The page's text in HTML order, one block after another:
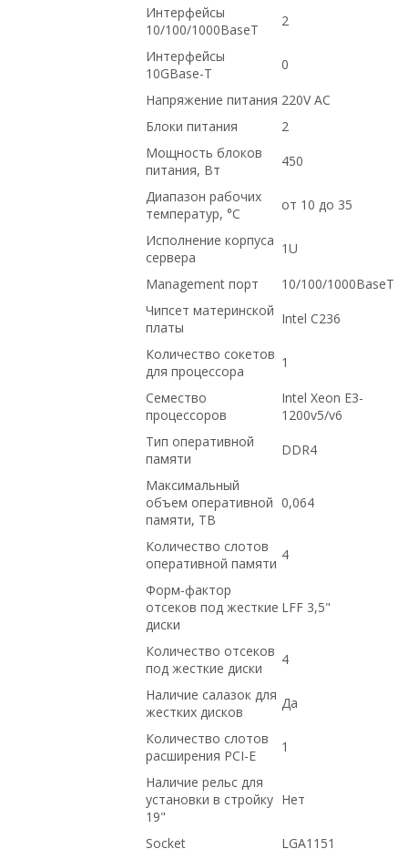
Интерфейсы
10/100/1000BaseT
2
Интерфейсы
10GBase-T
0
Напряжение питания 220V AC
Блоки питания
2
Мощность блоков
питания, Вт
450
Диапазон рабочих
температур, °C
от 10 до 35
Исполнение корпуса
сервера
1U
Management порт
10/100/1000BaseT
Чипсет материнской
платы
Intel C236
Количество сокетов
для процессора
1
Семество
процессоров
Intel Xeon E3-
1200v5/v6
Тип оперативной
памяти
DDR4
Максимальный
объем оперативной
памяти, TB
0,064
Количество слотов
оперативной памяти
4
Форм-фактор
отсеков под жесткие
диски
LFF 3,5"
Количество отсеков
под жесткие диски
4
Наличие салазок для
жестких дисков
Да
Количество слотов
расширения PCI-E
1
Наличие рельс для
установки в стройку
19"
Нет
Socket LGA1151